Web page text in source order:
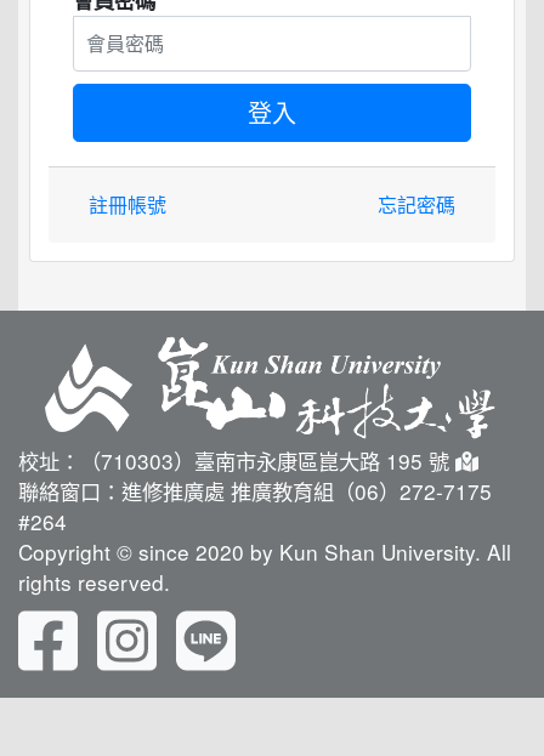
註冊帳號 忘記密碼
校址：（710303）臺南市永康區崑大路 195 號
聯絡窗口：進修推廣處 推廣教育組（06）272-7175
#264
Copyright © since 2020 by Kun Shan University. All
rights reserved.